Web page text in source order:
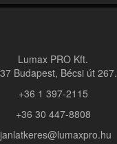
Lumax PRO Kft.
Budapest, Bécsi út 267.
+36 1 397-2115
+36 30 447-8808